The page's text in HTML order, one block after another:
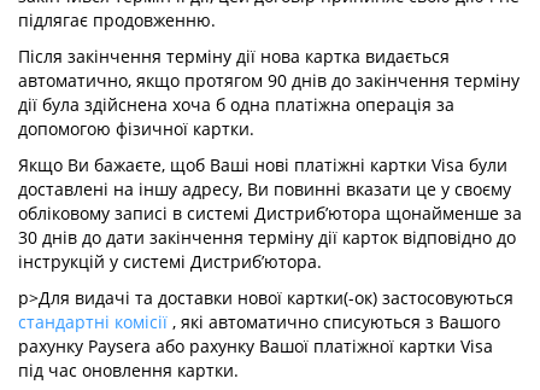
підлягає продовженню.
Після закінчення терміну дії нова картка видається
автоматично, якщо протягом 90 днів до закінчення терміну
дії була здійснена хоча б одна платіжна операція за
допомогою фізичної картки.
Якщо Ви бажаєте, щоб Ваші нові платіжні картки Visa були
доставлені на іншу адресу, Ви повинні вказати це у своєму
обліковому записі в системі Дистриб’ютора щонайменше за
30 днів до дати закінчення терміну дії карток відповідно до
інструкцій у системі Дистриб’ютора.
p>Для видачі та доставки нової картки(-ок) застосовуються
стандартні комісії , які автоматично списуються з Вашого
рахунку Paysera або рахунку Вашої платіжної картки Visa
під час оновлення картки.